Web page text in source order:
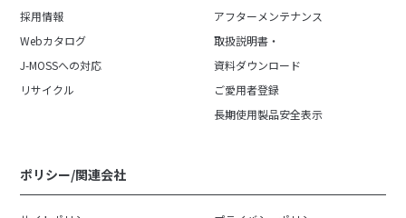
採用情報
Webカタログ
J-MOSSへの対応
リサイクル
アフターメンテナンス
取扱説明書・
資料ダウンロード
ご愛用者登録
長期使用製品安全表示
ポリシー/関連会社